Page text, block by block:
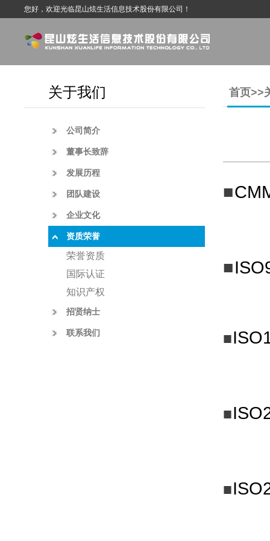
您好，欢迎光临昆山炫生活信息技术股份有限公司！
关于我们
公司简介
董事长致辞
发展历程
团队建设
企业文化
资质荣誉
荣誉资质
国际认证
知识产权
招贤纳士
联系我们
首页>>
■
■
■
■
■